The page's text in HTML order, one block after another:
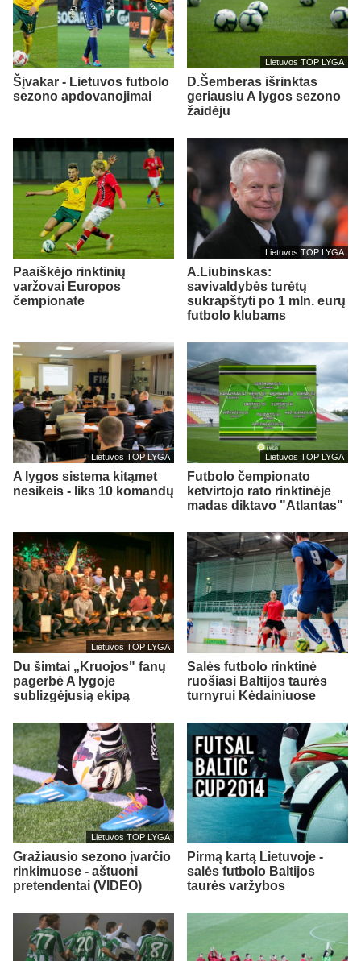
Šįvakar - Lietuvos futbolo
sezono apdovanojimai
Lietuvos TOP LYGA
D.Šemberas išrinktas
geriausiu A lygos sezono
žaidėju
Paaiškėjo rinktinių
varžovai Europos
čempionate
Lietuvos TOP LYGA
A.Liubinskas:
savivaldybės turėtų
sukrapštyti po 1 mln. eurų
futbolo klubams
Lietuvos TOP LYGA
A lygos sistema kitąmet
nesikeis - liks 10 komandų
Lietuvos TOP LYGA
Futbolo čempionato
ketvirtojo rato rinktinėje
madas diktavo "Atlantas"
Lietuvos TOP LYGA
Du šimtai „Kruojos" fanų
pagerbė A lygoje
sublizgėjusią ekipą
Salės futbolo rinktinė
ruošiasi Baltijos taurės
turnyrui Kėdainiuose
Lietuvos TOP LYGA
Gražiausio sezono įvarčio
rinkimuose - aštuoni
pretendentai (VIDEO)
Pirmą kartą Lietuvoje -
salės futbolo Baltijos
taurės varžybos